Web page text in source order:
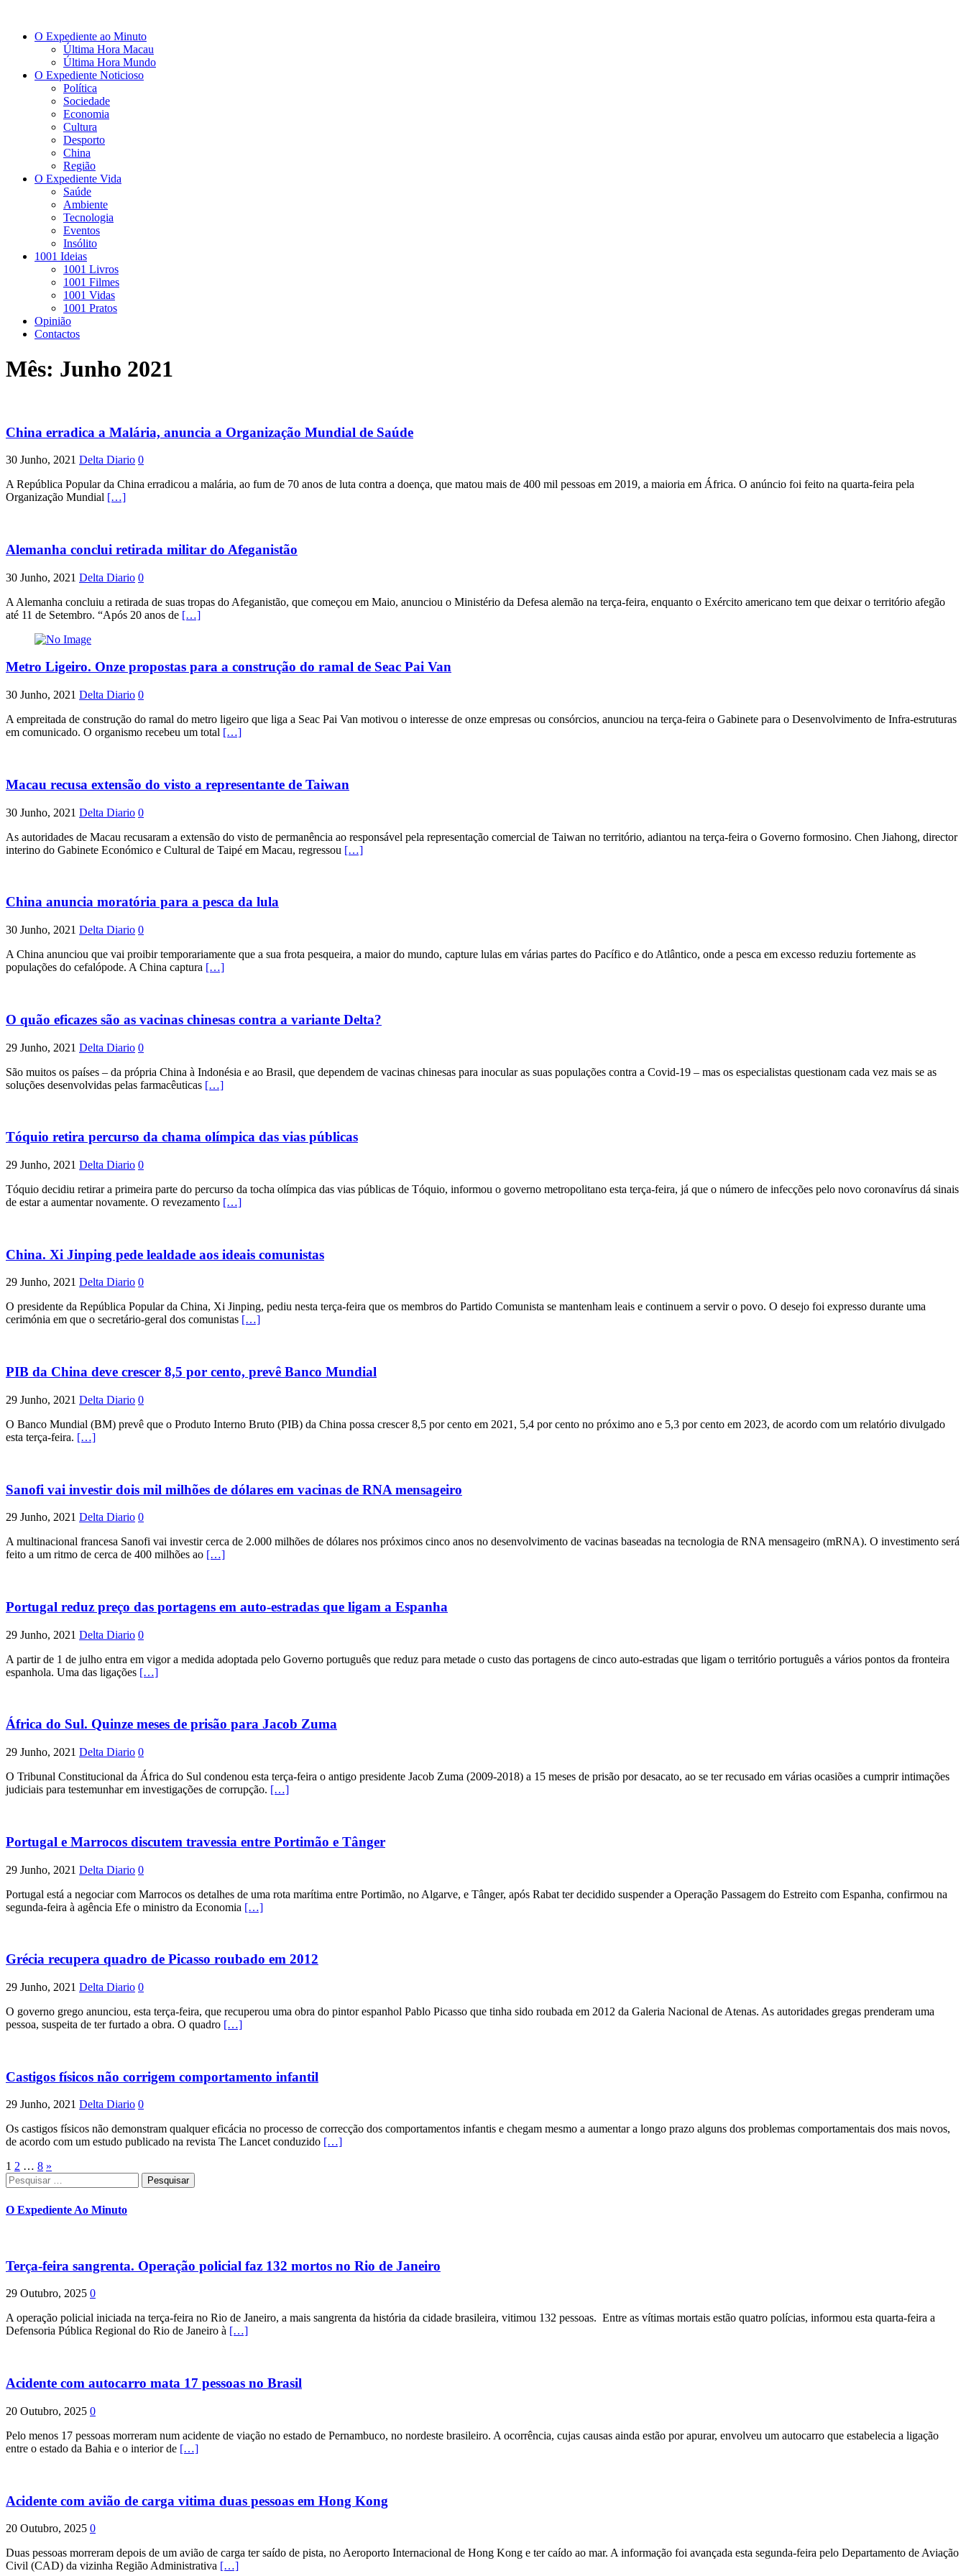
O Expediente ao Minuto
Última Hora Macau
Última Hora Mundo
O Expediente Noticioso
Política
Sociedade
Economia
Cultura
Desporto
China
Região
O Expediente Vida
Saúde
Ambiente
Tecnologia
Eventos
Insólito
1001 Ideias
1001 Livros
1001 Filmes
1001 Vidas
1001 Pratos
Opinião
Contactos
Mês: Junho 2021
China erradica a Malária, anuncia a Organização Mundial de Saúde
30 Junho, 2021 Delta Diario 0
A República Popular da China erradicou a malária, ao fum de 70 anos de luta contra a doença, que matou mais de 400 mil pessoas em 2019, a maioria em África. O anúncio foi feito na quarta-feira pela
Organização Mundial […]
Alemanha conclui retirada militar do Afeganistão
30 Junho, 2021 Delta Diario 0
A Alemanha concluiu a retirada de suas tropas do Afeganistão, que começou em Maio, anunciou o Ministério da Defesa alemão na terça-feira, enquanto o Exército americano tem que deixar o território afegão
até 11 de Setembro. “Após 20 anos de […]
Metro Ligeiro. Onze propostas para a construção do ramal de Seac Pai Van
30 Junho, 2021 Delta Diario 0
A empreitada de construção do ramal do metro ligeiro que liga a Seac Pai Van motivou o interesse de onze empresas ou consórcios, anunciou na terça-feira o Gabinete para o Desenvolvimento de Infra-estruturas
em comunicado. O organismo recebeu um total […]
Macau recusa extensão do visto a representante de Taiwan
30 Junho, 2021 Delta Diario 0
As autoridades de Macau recusaram a extensão do visto de permanência ao responsável pela representação comercial de Taiwan no território, adiantou na terça-feira o Governo formosino. Chen Jiahong, director
interino do Gabinete Económico e Cultural de Taipé em Macau, regressou […]
China anuncia moratória para a pesca da lula
30 Junho, 2021 Delta Diario 0
A China anunciou que vai proibir temporariamente que a sua frota pesqueira, a maior do mundo, capture lulas em várias partes do Pacífico e do Atlântico, onde a pesca em excesso reduziu fortemente as
populações do cefalópode. A China captura […]
O quão eficazes são as vacinas chinesas contra a variante Delta?
29 Junho, 2021 Delta Diario 0
São muitos os países – da própria China à Indonésia e ao Brasil, que dependem de vacinas chinesas para inocular as suas populações contra a Covid-19 – mas os especialistas questionam cada vez mais se as
soluções desenvolvidas pelas farmacêuticas […]
Tóquio retira percurso da chama olímpica das vias públicas
29 Junho, 2021 Delta Diario 0
Tóquio decidiu retirar a primeira parte do percurso da tocha olímpica das vias públicas de Tóquio, informou o governo metropolitano esta terça-feira, já que o número de infecções pelo novo coronavírus dá sinais
de estar a aumentar novamente. O revezamento […]
China. Xi Jinping pede lealdade aos ideais comunistas
29 Junho, 2021 Delta Diario 0
O presidente da República Popular da China, Xi Jinping, pediu nesta terça-feira que os membros do Partido Comunista se mantenham leais e continuem a servir o povo. O desejo foi expresso durante uma
cerimónia em que o secretário-geral dos comunistas […]
PIB da China deve crescer 8,5 por cento, prevê Banco Mundial
29 Junho, 2021 Delta Diario 0
O Banco Mundial (BM) prevê que o Produto Interno Bruto (PIB) da China possa crescer 8,5 por cento em 2021, 5,4 por cento no próximo ano e 5,3 por cento em 2023, de acordo com um relatório divulgado
esta terça-feira. […]
Sanofi vai investir dois mil milhões de dólares em vacinas de RNA mensageiro
29 Junho, 2021 Delta Diario 0
A multinacional francesa Sanofi vai investir cerca de 2.000 milhões de dólares nos próximos cinco anos no desenvolvimento de vacinas baseadas na tecnologia de RNA mensageiro (mRNA). O investimento será
feito a um ritmo de cerca de 400 milhões ao […]
Portugal reduz preço das portagens em auto-estradas que ligam a Espanha
29 Junho, 2021 Delta Diario 0
A partir de 1 de julho entra em vigor a medida adoptada pelo Governo português que reduz para metade o custo das portagens de cinco auto-estradas que ligam o território português a vários pontos da fronteira
espanhola. Uma das ligações […]
África do Sul. Quinze meses de prisão para Jacob Zuma
29 Junho, 2021 Delta Diario 0
O Tribunal Constitucional da África do Sul condenou esta terça-feira o antigo presidente Jacob Zuma (2009-2018) a 15 meses de prisão por desacato, ao se ter recusado em várias ocasiões a cumprir intimações
judiciais para testemunhar em investigações de corrupção. […]
Portugal e Marrocos discutem travessia entre Portimão e Tânger
29 Junho, 2021 Delta Diario 0
Portugal está a negociar com Marrocos os detalhes de uma rota marítima entre Portimão, no Algarve, e Tânger, após Rabat ter decidido suspender a Operação Passagem do Estreito com Espanha, confirmou na
segunda-feira à agência Efe o ministro da Economia […]
Grécia recupera quadro de Picasso roubado em 2012
29 Junho, 2021 Delta Diario 0
O governo grego anunciou, esta terça-feira, que recuperou uma obra do pintor espanhol Pablo Picasso que tinha sido roubada em 2012 da Galeria Nacional de Atenas. As autoridades gregas prenderam uma
pessoa, suspeita de ter furtado a obra. O quadro […]
Castigos físicos não corrigem comportamento infantil
29 Junho, 2021 Delta Diario 0
Os castigos físicos não demonstram qualquer eficácia no processo de correcção dos comportamentos infantis e chegam mesmo a aumentar a longo prazo alguns dos problemas comportamentais dos mais novos,
de acordo com um estudo publicado na revista The Lancet conduzido […]
Paginação
dos
conteúdos
1 2 … 8 »
Pesquisar
por:
O Expediente Ao Minuto
Terça-feira sangrenta. Operação policial faz 132 mortos no Rio de Janeiro
29 Outubro, 2025 0
A operação policial iniciada na terça-feira no Rio de Janeiro, a mais sangrenta da história da cidade brasileira, vitimou 132 pessoas. Entre as vítimas mortais estão quatro polícias, informou esta quarta-feira a
Defensoria Pública Regional do Rio de Janeiro à […]
Acidente com autocarro mata 17 pessoas no Brasil
20 Outubro, 2025 0
Pelo menos 17 pessoas morreram num acidente de viação no estado de Pernambuco, no nordeste brasileiro. A ocorrência, cujas causas ainda estão por apurar, envolveu um autocarro que estabelecia a ligação
entre o estado da Bahia e o interior de […]
Acidente com avião de carga vitima duas pessoas em Hong Kong
20 Outubro, 2025 0
Duas pessoas morreram depois de um avião de carga ter saído de pista, no Aeroporto Internacional de Hong Kong e ter caído ao mar. A informação foi avançada esta segunda-feira pelo Departamento de Aviação
Civil (CAD) da vizinha Região Administrativa […]